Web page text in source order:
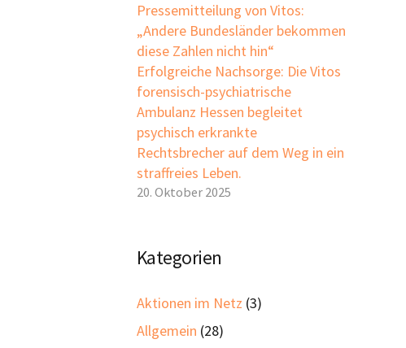
Pressemitteilung von Vitos:
„Andere Bundesländer bekommen
diese Zahlen nicht hin“
Erfolgreiche Nachsorge: Die Vitos
forensisch-psychiatrische
Ambulanz Hessen begleitet
psychisch erkrankte
Rechtsbrecher auf dem Weg in ein
straffreies Leben.
20. Oktober 2025
Kategorien
Aktionen im Netz (3)
Allgemein (28)